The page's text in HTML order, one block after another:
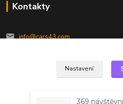
Kontakty
info@cars43.com
Nastavení
Souhlas můžete
navštívilo